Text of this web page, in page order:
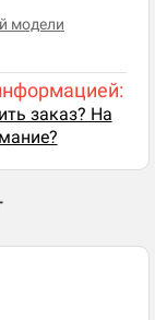
модели
заказ? На